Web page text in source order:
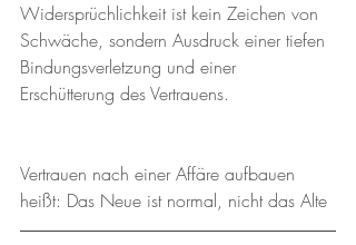
Widersprüchlichkeit ist kein Zeichen von
Schwäche, sondern Ausdruck einer tiefen
Bindungsverletzung und einer
Erschütterung des Vertrauens.
Vertrauen nach einer Affäre aufbauen
heißt: Das Neue ist normal, nicht das Alte